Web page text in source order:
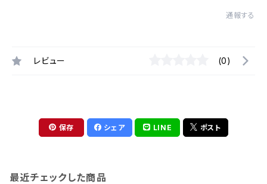
通報する
レビュー (0)
保存 シェア LINE ポスト
最近チェックした商品